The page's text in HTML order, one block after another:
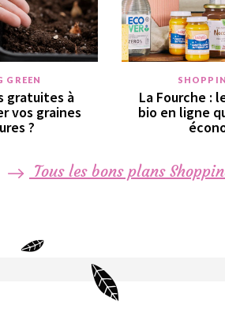
GREEN
gratuites à
vos graines
?
La Fourche :
bio en ligne
Tous les bons plans